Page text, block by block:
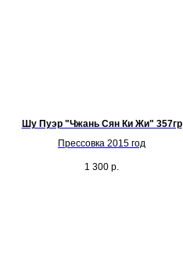
Шу Пуэр "Чжань Сян Ки Жи" 357гр
Прессовка 2015 год
1 300 р.